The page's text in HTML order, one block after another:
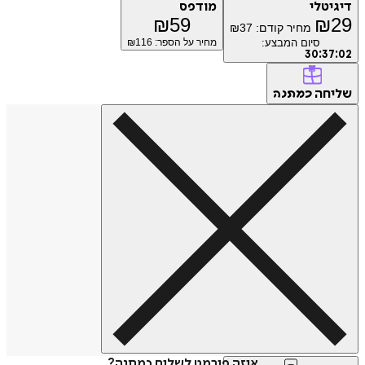
₪ מחיר קודם: ₪37
סיום המבצע:
30
מודפס
₪
מחיר על הספר: ₪116
כמתנה